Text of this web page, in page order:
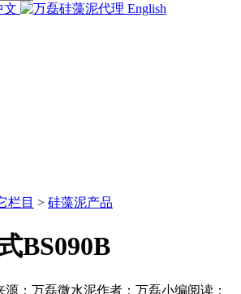
文 English
栏目 > 硅藻泥产品
BS090B
源：万磊微水泥作者：万磊小编阅读：